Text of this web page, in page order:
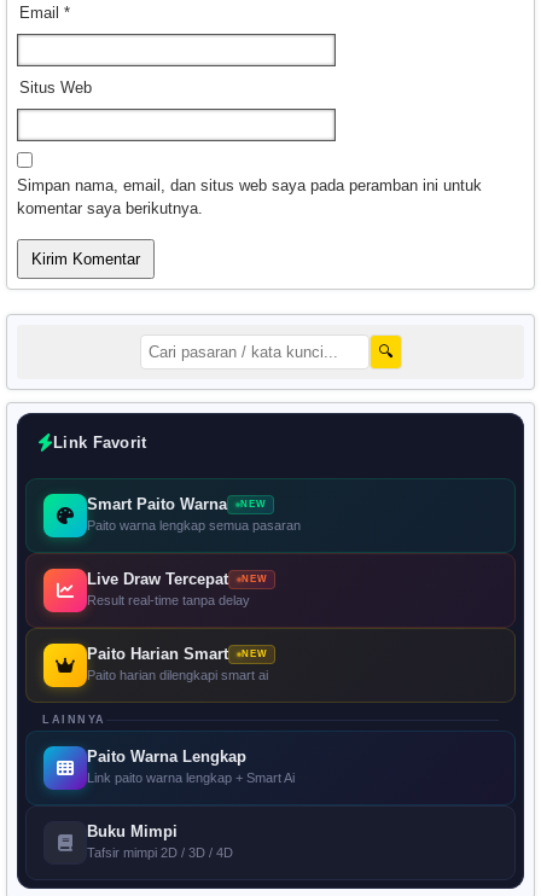
Email *
Situs Web
Simpan nama, email, dan situs web saya pada peramban ini untuk
komentar saya berikutnya.
🔍
Link Favorit
Smart Paito Warna NEW
Paito warna lengkap semua pasaran
Live Draw Tercepat NEW
Result real-time tanpa delay
Paito Harian Smart NEW
Paito harian dilengkapi smart ai
LAINNYA
Paito Warna Lengkap
Link paito warna lengkap + Smart Ai
Buku Mimpi
Tafsir mimpi 2D / 3D / 4D